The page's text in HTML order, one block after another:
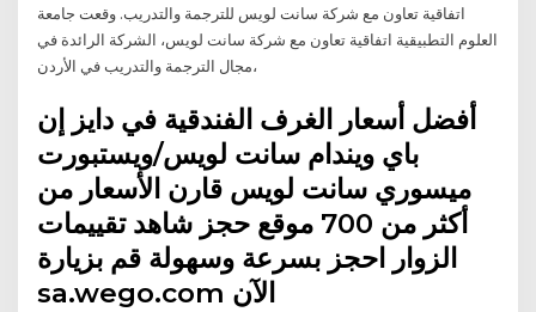
اتفاقية تعاون مع شركة سانت لويس للترجمة والتدريب. وقعت جامعة
العلوم التطبيقية اتفاقية تعاون مع شركة سانت لويس، الشركة الرائدة في
مجال الترجمة والتدريب في الأردن،
أفضل أسعار الغرف الفندقية في دايز إن
باي ويندام سانت لويس/ويستبورت
ميسوري سانت لويس قارن الأسعار من
أكثر من 700 موقع حجز شاهد تقييمات
الزوار احجز بسرعة وسهولة قم بزيارة
sa.wego.com الآن